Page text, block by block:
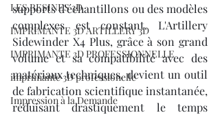
LES RESINES 3D
IMPRIMANTE 3D ARTILLERY 3D
IMPRIMANTE 3D PROFESSIONNELLE
imprimante 3D professionelle
Impression à la Demande
supports d'échantillons ou des modèles
complexes est constant. L'Artillery
Sidewinder X4 Plus, grâce à son grand
volume et sa compatibilité avec des
matériaux techniques, devient un outil
de fabrication scientifique instantanée,
réduisant drastiquement le temps